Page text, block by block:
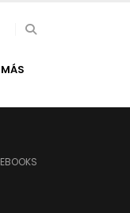
MÁS
EBOOKS